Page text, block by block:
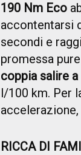
190 Nm Eco
accontentarsi
secondi e
promessa
coppia salire
l/100 km. Per
RICCA DI